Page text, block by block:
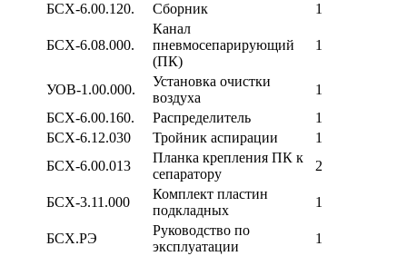
БСХ-6.00.120.
Сборник 1
БСХ-6.08.000.
Канал
пневмосепарирующий
(ПК)
1
УОВ-1.00.000.
Установка очистки
воздуха
1
БСХ-6.00.160.
Распределитель
1
БСХ-6.12.030
Тройник аспирации
1
БСХ-6.00.013
Планка крепления ПК к
сепаратору
2
БСХ-3.11.000
Комплект пластин
подкладных
1
БСХ.РЭ
Руководство по
эксплуатации
1